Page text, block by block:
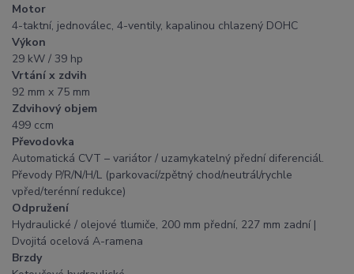
Motor
4-taktní, jednoválec, 4-ventily, kapalinou chlazený DOHC
Výkon
29 kW / 39 hp
Vrtání x zdvih
92 mm x 75 mm
Zdvihový objem
499 ccm
Převodovka
Automatická CVT – variátor / uzamykatelný přední diferenciál.
Převody P/R/N/H/L (parkovací/zpětný chod/neutrál/rychle
vpřed/terénní redukce)
Odpružení
Hydraulické / olejové tlumiče, 200 mm přední, 227 mm zadní |
Dvojitá ocelová A-ramena
Brzdy